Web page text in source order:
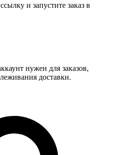
и запустите заказ в
нужен для заказов,
доставки.